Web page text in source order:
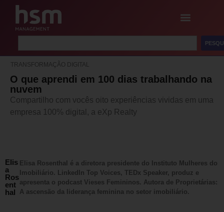
TRANSFORMAÇÃO DIGITAL
O que aprendi em 100 dias trabalhando na
nuvem
Compartilho com vocês oito experiências vividas em uma
empresa 100% digital, a eXp Realty
Elis
a
Ros
ent
hal
Elisa Rosenthal é a diretora presidente do Instituto Mulheres do
Imobiliário. LinkedIn Top Voices, TEDx Speaker, produz e
apresenta o podcast Vieses Femininos. Autora de Proprietárias:
A ascensão da liderança feminina no setor imobiliário.